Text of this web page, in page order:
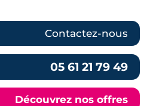
Contactez-nous
05 61 21 79 49
Découvrez nos offres